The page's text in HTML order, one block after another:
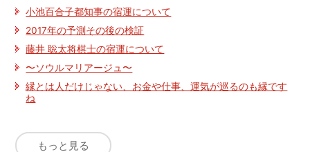
小池百合子都知事の宿運について
2017年の予測その後の検証
藤井 聡太将棋士の宿運について
〜ソウルマリアージュ〜
縁とは人だけじゃない、お金や仕事、運気が巡るのも縁です
ね
もっと見る